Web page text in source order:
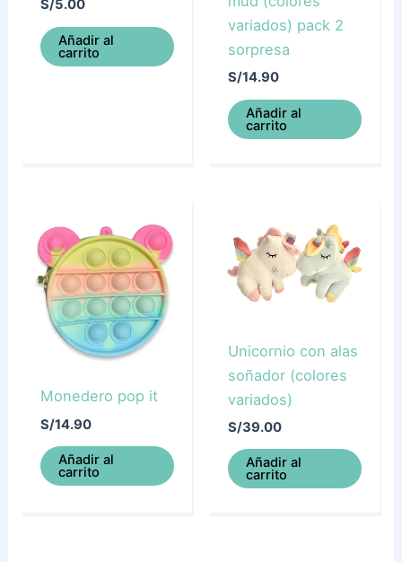
S/5.00
Añadir al
carrito
variados) pack 2
sorpresa
S/14.90
Añadir al
carrito
Monedero pop it
S/14.90
Añadir al
carrito
Unicornio con alas
soñador (colores
variados)
S/39.00
Añadir al
carrito